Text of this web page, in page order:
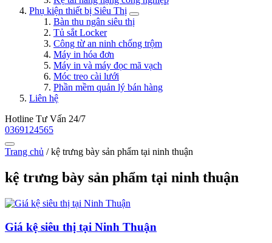
Phụ kiện thiết bị Siêu Thị
Bàn thu ngân siêu thị
Tủ sắt Locker
Công từ an ninh chống trộm
Máy in hóa đơn
Máy in và máy đọc mã vạch
Móc treo cài lưới
Phần mềm quản lý bán hàng
Liên hệ
Hotline Tư Vấn 24/7
0369124565
Trang chủ /kệ trưng bày sản phẩm tại ninh thuận
kệ trưng bày sản phẩm tại ninh thuận
Giá kệ siêu thị tại Ninh Thuận